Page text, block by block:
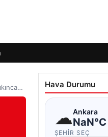
Hava Durumu
☁Ankara
NaN°C
ŞEHIR SEÇ